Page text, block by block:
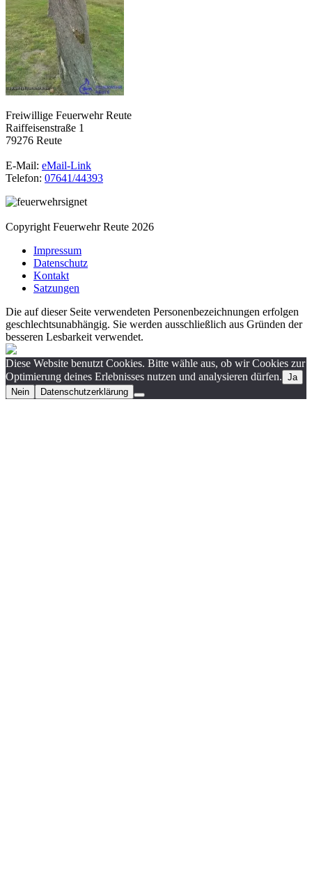
Freiwillige Feuerwehr Reute
Raiffeisenstraße 1
79276 Reute
E-Mail: eMail-Link
Telefon: 07641/44393
Copyright Feuerwehr Reute 2026
Impressum
Datenschutz
Kontakt
Satzungen
Die auf dieser Seite verwendeten Personenbezeichnungen erfolgen
geschlechtsunabhängig. Sie werden ausschließlich aus Gründen der
besseren Lesbarkeit verwendet.
Diese Website benutzt Cookies. Bitte wähle aus, ob wir Cookies zur
Optimierung deines Erlebnisses nutzen und analysieren dürfen. Ja
Nein
Datenschutzerklärung